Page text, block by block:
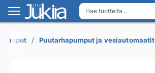
Hae tuotteita...
Siirry
navigointiin
Siirry
sisältöön
Puutarhapumput ja vesiautomaatit